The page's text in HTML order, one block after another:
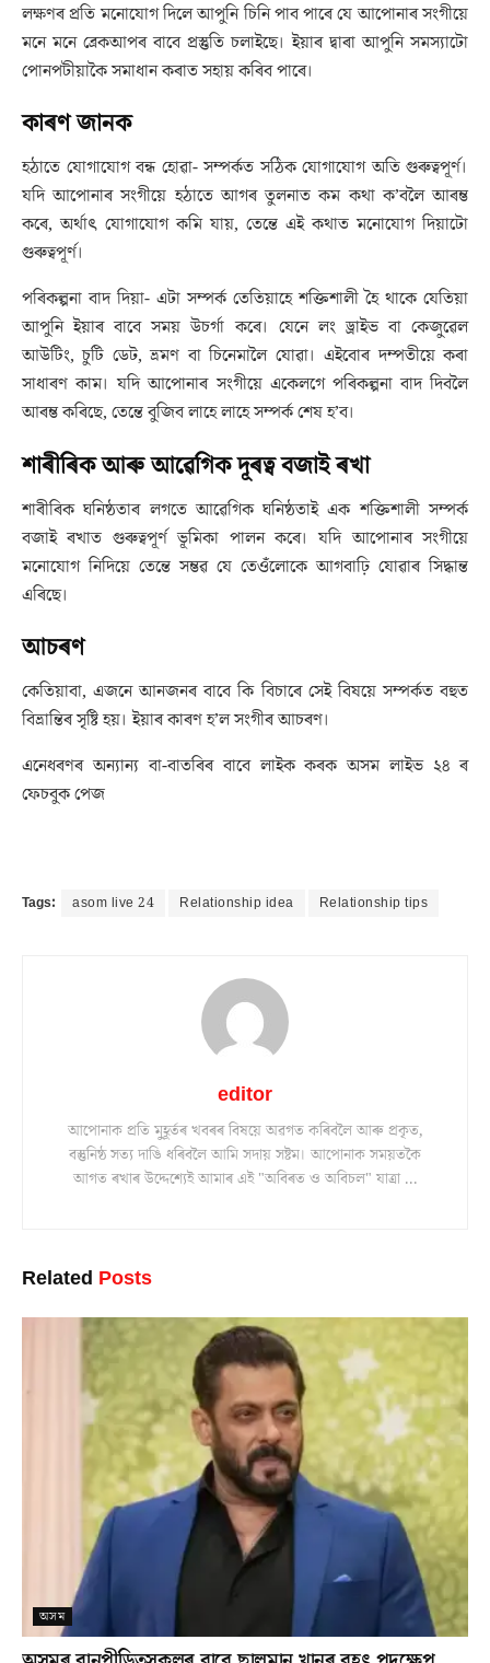
লক্ষণৰ প্ৰতি মনোযোগ দিলে আপুনি চিনি পাব পাৰে যে আপোনাৰ সংগীয়ে
মনে মনে ব্ৰেকআপৰ বাবে প্ৰস্তুতি চলাইছে। ইয়াৰ দ্বাৰা আপুনি সমস্যাটো
পোনপটীয়াকৈ সমাধান কৰাত সহায় কৰিব পাৰে।
কাৰণ জানক
হঠাতে যোগাযোগ বন্ধ হোৱা- সম্পৰ্কত সঠিক যোগাযোগ অতি গুৰুত্বপূৰ্ণ।
যদি আপোনাৰ সংগীয়ে হঠাতে আগৰ তুলনাত কম কথা ক’বলৈ আৰম্ভ
কৰে, অৰ্থাৎ যোগাযোগ কমি যায়, তেন্তে এই কথাত মনোযোগ দিয়াটো
গুৰুত্বপূৰ্ণ।
পৰিকল্পনা বাদ দিয়া- এটা সম্পৰ্ক তেতিয়াহে শক্তিশালী হৈ থাকে যেতিয়া
আপুনি ইয়াৰ বাবে সময় উচৰ্গা কৰে। যেনে লং ড্ৰাইভ বা কেজুৱেল
আউটিং, চুটি ডেট, ভ্ৰমণ বা চিনেমালৈ যোৱা। এইবোৰ দম্পতীয়ে কৰা
সাধাৰণ কাম। যদি আপোনাৰ সংগীয়ে একেলগে পৰিকল্পনা বাদ দিবলৈ
আৰম্ভ কৰিছে, তেন্তে বুজিব লাহে লাহে সম্পৰ্ক শেষ হ’ব।
শাৰীৰিক আৰু আৱেগিক দূৰত্ব বজাই ৰখা
শাৰীৰিক ঘনিষ্ঠতাৰ লগতে আৱেগিক ঘনিষ্ঠতাই এক শক্তিশালী সম্পৰ্ক
বজাই ৰখাত গুৰুত্বপূৰ্ণ ভূমিকা পালন কৰে। যদি আপোনাৰ সংগীয়ে
মনোযোগ নিদিয়ে তেন্তে সম্ভৱ যে তেওঁলোকে আগবাঢ়ি যোৱাৰ সিদ্ধান্ত
এৰিছে।
আচৰণ
কেতিয়াবা, এজনে আনজনৰ বাবে কি বিচাৰে সেই বিষয়ে সম্পৰ্কত বহুত
বিভ্ৰান্তিৰ সৃষ্টি হয়। ইয়াৰ কাৰণ হ’ল সংগীৰ আচৰণ।
এনেধৰণৰ অন্যান্য বা-বাতৰিৰ বাবে লাইক কৰক অসম লাইভ ২৪ ৰ
ফেচবুক পেজ
Tags: asom live 24 Relationship idea Relationship tips
editor
আপোনাক প্ৰতি মুহূৰ্তৰ খবৰৰ বিষয়ে অৱগত কৰিবলৈ আৰু প্ৰকৃত,
বস্তুনিষ্ঠ সত্য দাঙি ধৰিবলৈ আমি সদায় সষ্টম। আপোনাক সময়তকৈ
আগত ৰখাৰ উদ্দেশ্যেই আমাৰ এই "অবিৰত ও অবিচল" যাত্ৰা ...
Related Posts
অসম